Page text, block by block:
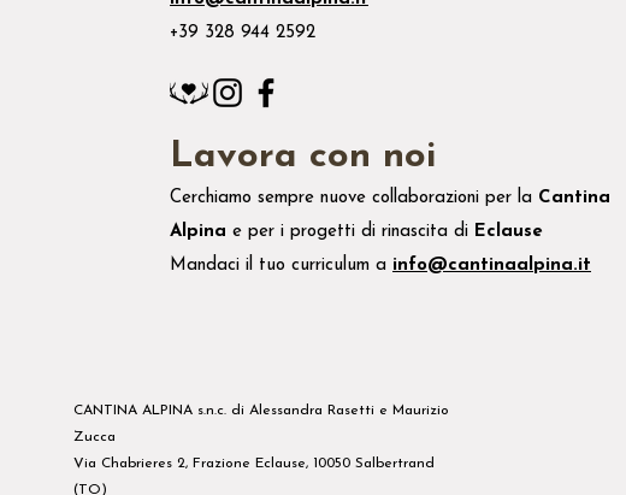
+39 328 944 2592
Lavora con noi
Cerchiamo sempre nuove collaborazioni per la Cantina
Alpina e per i progetti di rinascita di Eclause
Mandaci il tuo curriculum a info@cantinaalpina.it
CANTINA ALPINA s.n.c. di Alessandra Rasetti e Maurizio
Zucca
Via Chabrieres 2, Frazione Eclause, 10050 Salbertrand
(TO)